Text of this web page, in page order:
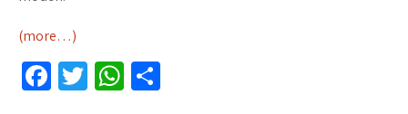
(more…)
Fa T W